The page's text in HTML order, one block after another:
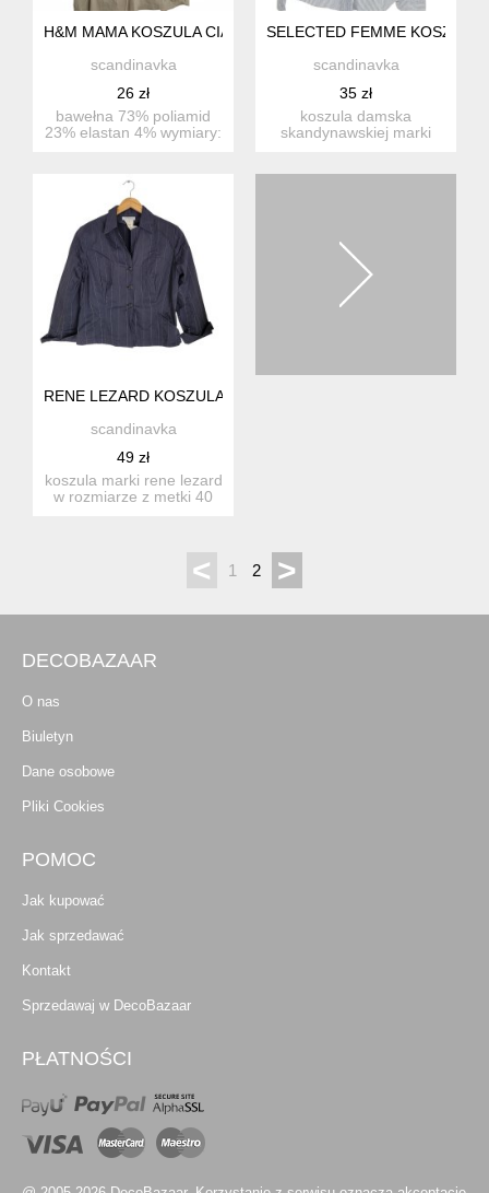
H&M MAMA KOSZULA CIĄŻOWA SAFARI 40/42 L/XL
scandinavka
26 zł
bawełna 73% poliamid
23% elastan 4% wymiary:
SELECTED FEMME KOSZULA
scandinavka
35 zł
koszula damska
skandynawskiej marki
RENE LEZARD KOSZULA M/L
scandinavka
49 zł
koszula marki rene lezard
w rozmiarze z metki 40
< 1 2 >
DECOBAZAAR
O nas
Biuletyn
Dane osobowe
Pliki Cookies
POMOC
Jak kupować
Jak sprzedawać
Kontakt
Sprzedawaj w DecoBazaar
PŁATNOŚCI